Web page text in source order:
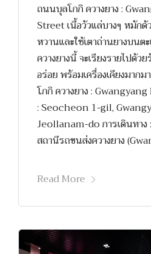
ถนนบุลโกกิ ควางยาง :
Street เนื้อวัวแล่บางๆ หมักด้
หวานและใช้เตาถ่านยางบน
ควางยางนี้ จะเรียงรายไปด้ว
อร่อย พร้อมเครื่องเคียงมาก
โกกิ ควางยาง :
: Seocheon 1-gil,
Jeollanam-do การเดินทาง
สถานีรถขนส่งควางยาง
Read More